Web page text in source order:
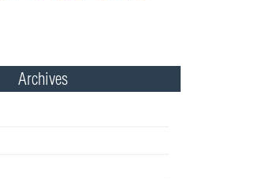
Archives